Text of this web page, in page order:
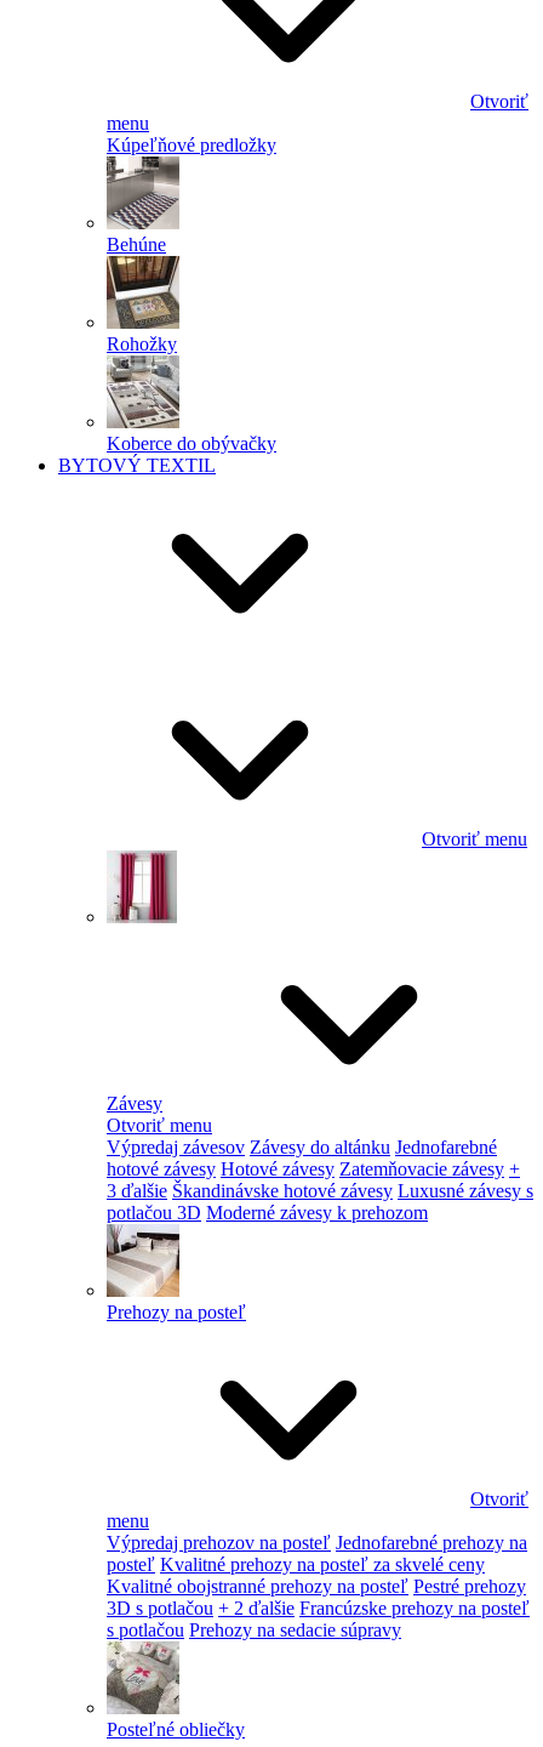
Otvoriť
menu
Kúpeľňové predložky
Behúne
Rohožky
Koberce do obývačky
BYTOVÝ TEXTIL
Otvoriť menu
Závesy
Otvoriť menu
Výpredaj závesov Závesy do altánku Jednofarebné
hotové závesy Hotové závesy Zatemňovacie závesy +
3 ďalšie Škandinávske hotové závesy Luxusné závesy s
potlačou 3D Moderné závesy k prehozom
Prehozy na posteľ
Otvoriť
menu
Výpredaj prehozov na posteľ Jednofarebné prehozy na
posteľ Kvalitné prehozy na posteľ za skvelé ceny
Kvalitné obojstranné prehozy na posteľ Pestré prehozy
3D s potlačou + 2 ďalšie Francúzske prehozy na posteľ
s potlačou Prehozy na sedacie súpravy
Posteľné obliečky